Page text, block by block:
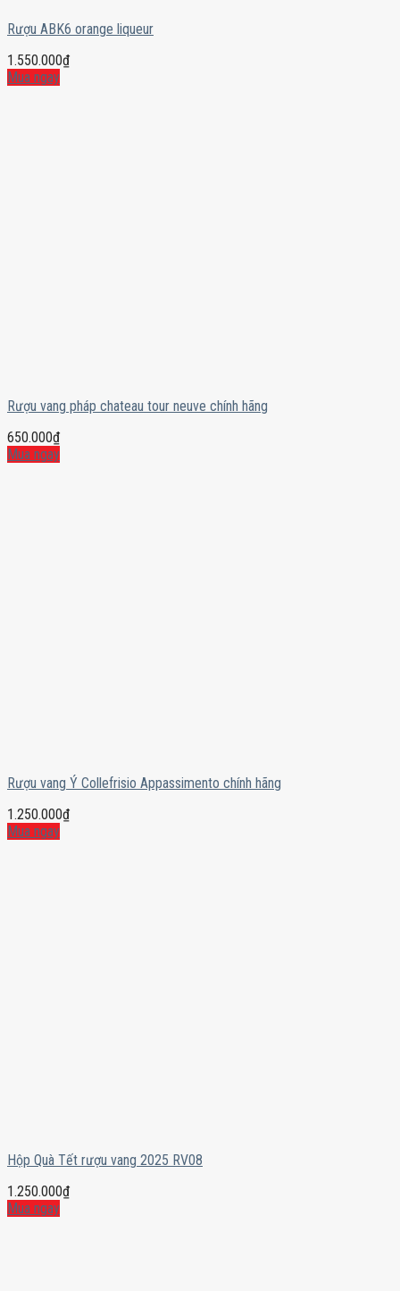
Rượu ABK6 orange liqueur
1.550.000₫
Mua ngay
Rượu vang pháp chateau tour neuve chính hãng
650.000₫
Mua ngay
Rượu vang Ý Collefrisio Appassimento chính hãng
1.250.000₫
Mua ngay
Hộp Quà Tết rượu vang 2025 RV08
1.250.000₫
Mua ngay